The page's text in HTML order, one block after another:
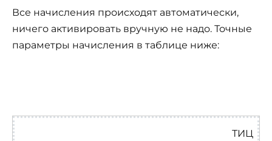
Все начисления происходят автоматически,
ничего активировать вручную не надо. Точные
параметры начисления в таблице ниже:
ТИЦ